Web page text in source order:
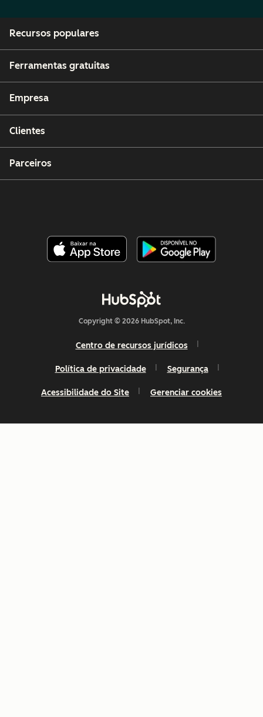
Recursos populares
Ferramentas gratuitas
Empresa
Clientes
Parceiros
Copyright © 2026 HubSpot, Inc.
Centro de recursos jurídicos
Política de privacidade Segurança
Acessibilidade do Site Gerenciar cookies